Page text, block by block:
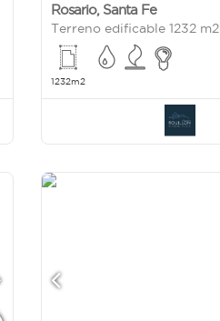
Rosario, Santa Fe
Terreno edificable 1232 m2
1232m2